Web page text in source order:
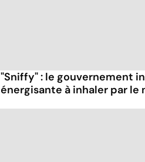
"Sniffy" : le gouvernement
énergisante à inhaler par le